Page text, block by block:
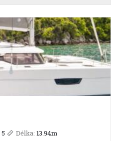
5 Délka: 13.94m